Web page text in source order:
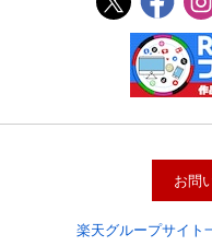
会員情報
決済方法変更
お問
楽天グループサイト